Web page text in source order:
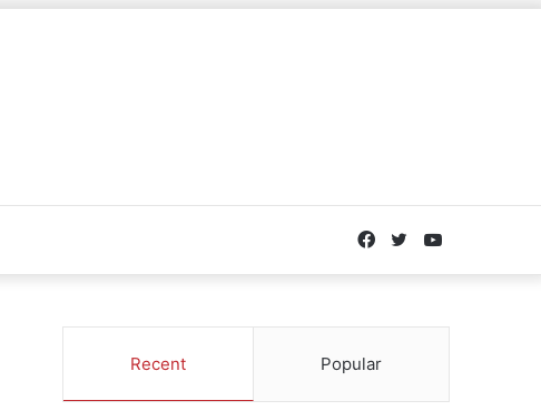
YouTube
Twitter
Facebook
Recent Popular